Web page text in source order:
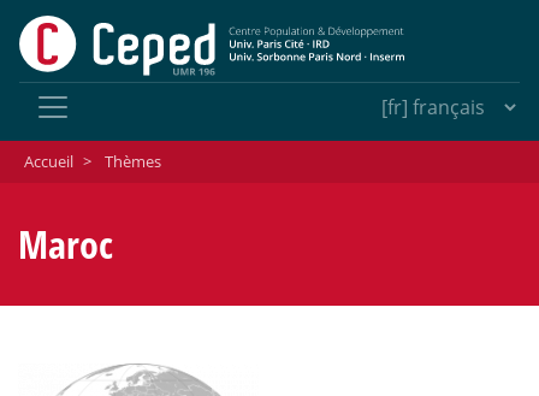
Accueil > Thèmes
Maroc